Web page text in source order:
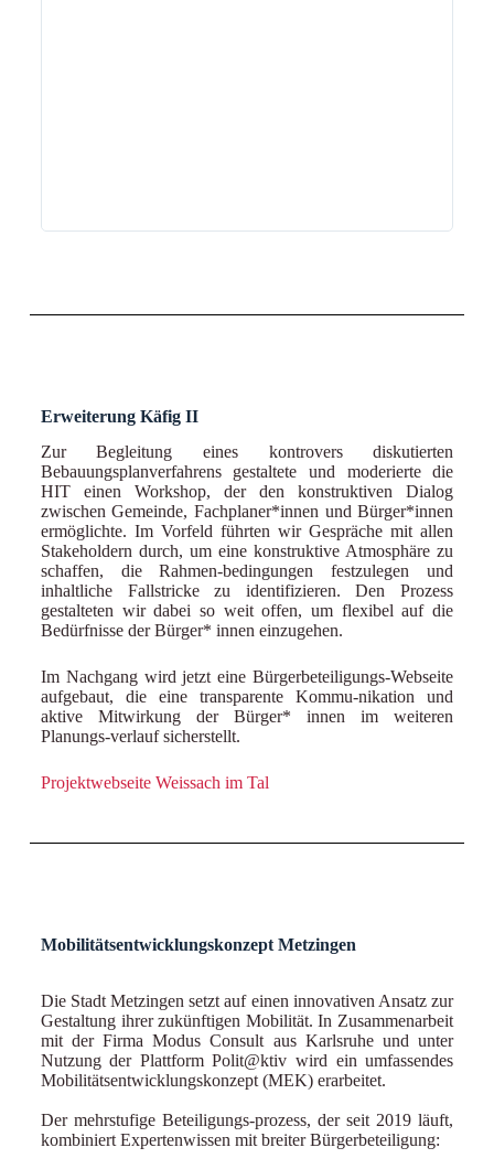
Erweiterung Käfig II
Zur Begleitung eines kontrovers diskutierten
Bebauungsplanverfahrens gestaltete und moderierte die
HIT einen Workshop, der den konstruktiven Dialog
zwischen Gemeinde, Fachplaner*innen und Bürger*innen
ermöglichte. Im Vorfeld führten wir Gespräche mit allen
Stakeholdern durch, um eine konstruktive Atmosphäre zu
schaffen, die Rahmen-bedingungen festzulegen und
inhaltliche Fallstricke zu identifizieren. Den Prozess
gestalteten wir dabei so weit offen, um flexibel auf die
Bedürfnisse der Bürger* innen einzugehen.
Im Nachgang wird jetzt eine Bürgerbeteiligungs-Webseite
aufgebaut, die eine transparente Kommu-nikation und
aktive Mitwirkung der Bürger* innen im weiteren
Planungs-verlauf sicherstellt.
Projektwebseite Weissach im Tal
Mobilitätsentwicklungskonzept Metzingen
Die Stadt Metzingen setzt auf einen innovativen Ansatz zur
Gestaltung ihrer zukünftigen Mobilität. In Zusammenarbeit
mit der Firma Modus Consult aus Karlsruhe und unter
Nutzung der Plattform Polit@ktiv wird ein umfassendes
Mobilitätsentwicklungskonzept (MEK) erarbeitet.
Der mehrstufige Beteiligungs-prozess, der seit 2019 läuft,
kombiniert Expertenwissen mit breiter Bürgerbeteiligung: